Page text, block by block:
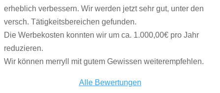
erheblich verbessern. Wir werden jetzt sehr gut, unter den
versch. Tätigkeitsbereichen gefunden.
Die Werbekosten konnten wir um ca. 1.000,00€ pro Jahr
reduzieren.
Wir können merryll mit gutem Gewissen weiterempfehlen.
Alle Bewertungen